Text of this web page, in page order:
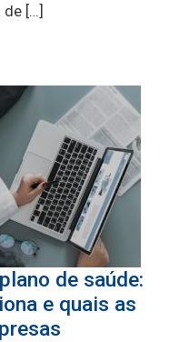
[…]
de saúde:
e quais as